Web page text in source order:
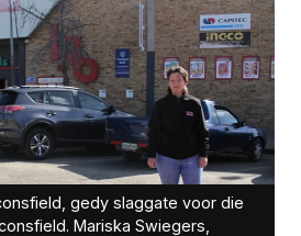
gedy slaggate voor die
Mariska Swiegers,